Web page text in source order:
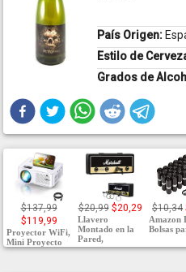
País Origen:
Estilo de
Grados de
$137,99
$119,99
Proyector WiFi,
Mini Proyecto
$20,99 $20,29
Llavero
Montado en la
Pared,
$10,34
Amazon
Bolsas